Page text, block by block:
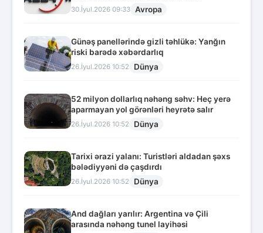
30.İyul.2026 09:33 Avropa
Günəş panellərində gizli təhlükə: Yanğın
riski barədə xəbərdarlıq
26.İyul.2026 10:52 Dünya
52 milyon dollarlıq nəhəng səhv: Heç yerə
aparmayan yol görənləri heyrətə salır
26.İyul.2026 10:52 Dünya
Tarixi ərazi yalanı: Turistləri aldadan şəxs
bələdiyyəni də çaşdırdı
26.İyul.2026 10:52 Dünya
And dağları yarılır: Argentina və Çili
arasında nəhəng tunel layihəsi